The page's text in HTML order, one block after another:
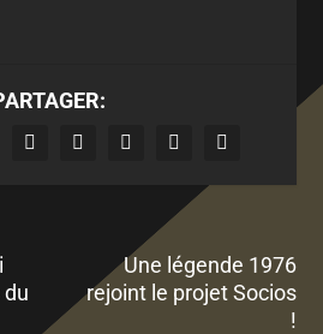
Une légende 1976
rejoint le projet Socios
!